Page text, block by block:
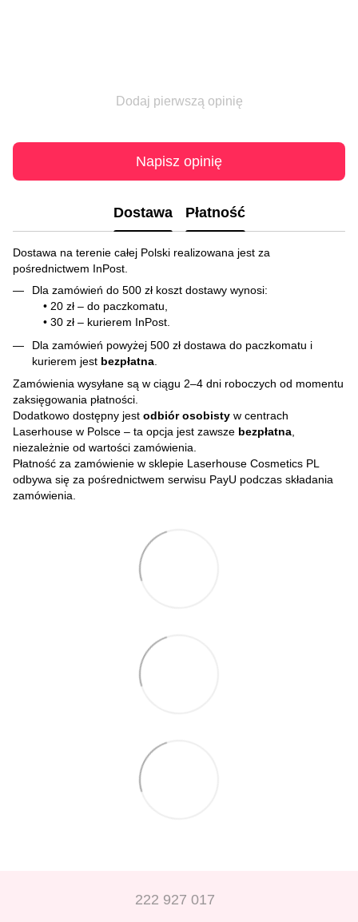
Dodaj pierwszą opinię
Napisz opinię
Dostawa Płatność
Dostawa na terenie całej Polski realizowana jest za
pośrednictwem InPost.
Dla zamówień do 500 zł koszt dostawy wynosi:
• 20 zł – do paczkomatu,
• 30 zł – kurierem InPost.
Dla zamówień powyżej 500 zł dostawa do paczkomatu i
kurierem jest bezpłatna
Zamówienia wysyłane są w ciągu 2–4 dni roboczych od momentu
zaksięgowania płatności.
Dodatkowo dostępny jest odbiór osobisty w centrach
Laserhouse w Polsce – ta opcja jest zawsze bezpłatna
niezależnie od wartości zamówienia.
Płatność za zamówienie w sklepie Laserhouse Cosmetics PL
odbywa się za pośrednictwem serwisu PayU podczas składania
zamówienia.
222 927 017